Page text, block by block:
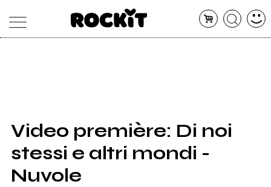
SHOP
RADIO
Video première: Di noi
stessi e altri mondi -
Nuvole